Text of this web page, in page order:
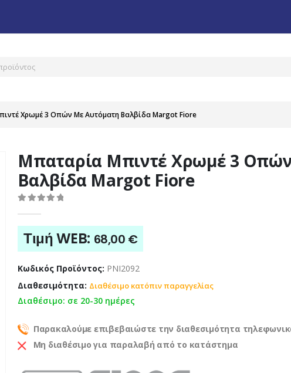
Χρωμέ 3 Οπών Με Αυτόματη Βαλβίδα Margot Fiore
Μπαταρία Μπιντέ Χρωμέ 3
Βαλβίδα Margot Fiore
Τιμή WEB: 68,00 €
Κωδικός Προϊόντος: PNI2092
Διαθεσιμότητα: Διαθέσιμο κατόπιν παραγγελίας
Διαθέσιμο: σε 20-30 ημέρες
Παρακαλούμε επιβεβαιώστε την διαθεσιμότητα
Μη διαθέσιμο για παραλαβή από το κατάστημα